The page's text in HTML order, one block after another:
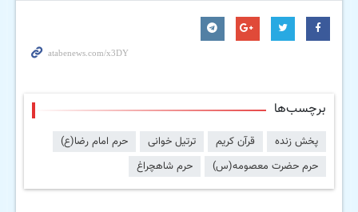
برچسب‌ها
پخش زنده قرآن کریم ترتیل خوانی
حرم امام رضا(ع)
حرم حضرت معصومه(س)
حرم شاهچراغ